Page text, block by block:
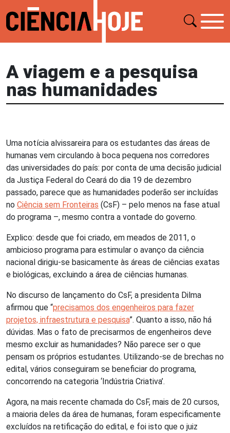
A viagem e a pesquisa
nas humanidades
Uma notícia alvissareira para os estudantes das áreas de
humanas vem circulando à boca pequena nos corredores
das universidades do país: por conta de uma decisão judicial
da Justiça Federal do Ceará do dia 19 de dezembro
passado, parece que as humanidades poderão ser incluídas
no Ciência sem Fronteiras (CsF) – pelo menos na fase atual
do programa –, mesmo contra a vontade do governo.
Explico: desde que foi criado, em meados de 2011, o
ambicioso programa para estimular o avanço da ciência
nacional dirigiu-se basicamente às áreas de ciências exatas
e biológicas, excluindo a área de ciências humanas.
No discurso de lançamento do CsF, a presidenta Dilma
afirmou que “precisamos dos engenheiros para fazer
projetos, infraestrutura e pesquisa”. Quanto a isso, não há
dúvidas. Mas o fato de precisarmos de engenheiros deve
mesmo excluir as humanidades? Não parece ser o que
pensam os próprios estudantes. Utilizando-se de brechas no
edital, vários conseguiram se beneficiar do programa,
concorrendo na categoria ‘Indústria Criativa’.
Agora, na mais recente chamada do CsF, mais de 20 cursos,
a maioria deles da área de humanas, foram especificamente
excluídos na retificação do edital, e foi isto que o juiz